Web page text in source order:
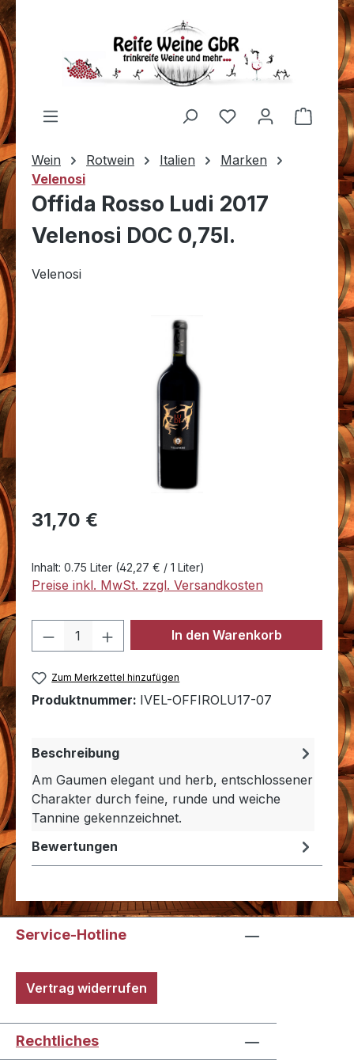
Zum Hauptinhalt springen
Du hast 0
Wein Rotwein Italien
Marken
Velenosi
Offida Rosso Ludi 2017
Velenosi DOC 0,75l.
Velenosi
Bildergalerie überspringen
Regulärer Preis:
31,70 €
Inhalt: 0.75 Liter (42,27 € / 1 Liter)
Preise inkl. MwSt. zzgl. Versandkosten
Produkt Anzahl: Gib den
In den Warenkorb
Zum Merkzettel hinzufügen
Produktnummer: IVEL-OFFIROLU17-07
Beschreibung
Am Gaumen elegant und herb, entschlossener
Charakter durch feine, runde und weiche
Tannine gekennzeichnet.
Bewertungen
Service-Hotline
Vertrag widerrufen
Rechtliches